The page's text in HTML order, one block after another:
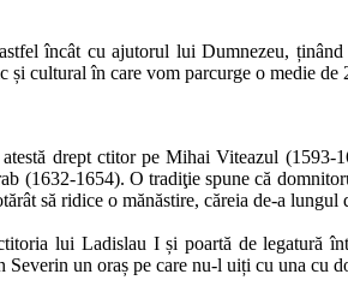
încât cu ajutorul lui Dumnezeu,
cultural în care vom parcurge o medie de
drept ctitor pe Mihai Viteazul (1593-
(1632-1654). O tradiţie spune că
să ridice o mănăstire, căreia de-a
lui Ladislau I și poartă de legatură
un oraș pe care nu-l uiți cu una cu